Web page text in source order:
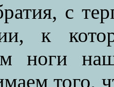
с
к
ноги
того,